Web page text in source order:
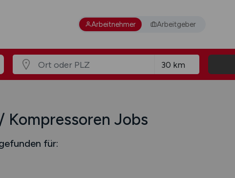
Arbeitnehmer Arbeitgeber
Kompressoren Jobs
für: